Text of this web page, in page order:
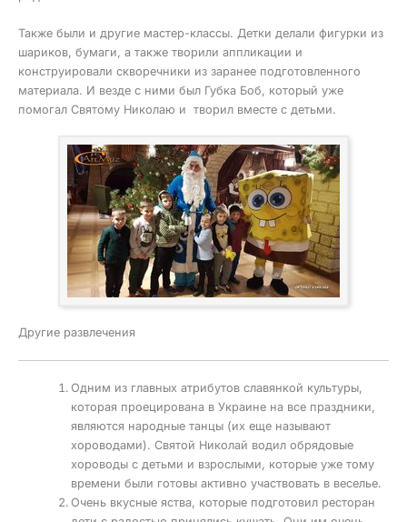
Также были и другие мастер-классы. Детки делали фигурки из
шариков, бумаги, а также творили аппликации и
конструировали скворечники из заранее подготовленного
материала. И везде с ними был Губка Боб, который уже
помогал Святому Николаю и творил вместе с детьми.
Другие развлечения
Одним из главных атрибутов славянкой культуры,
которая проецирована в Украине на все праздники,
являются народные танцы (их еще называют
хороводами). Святой Николай водил обрядовые
хороводы с детьми и взрослыми, которые уже тому
времени были готовы активно участвовать в веселье.
Очень вкусные яства, которые подготовил ресторан